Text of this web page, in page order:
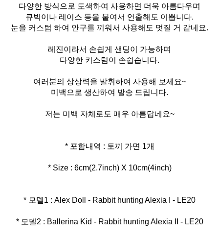
다양한 방식으로 도색하여 사용하면 더욱 아름다우며
큐빅이나 레이스 등을 붙여서 연출해도 이쁩니다.
눈을 커스텀 하여 안구를 끼워서 사용해도 멋질 거 같네요.
레진이라서 손쉽게 샌딩이 가능하며
다양한 커스텀이 손쉽습니다.
여러분의 상상력을 발휘하여 사용해 보세요~
미백으로 생산하여 발송 드립니다.
저는 미백 자체로도 매우 아름답네요~
* Size : 6cm(2.7inch) X 10cm(4inch)
* 모델2 : Ballerina Kid - Rabbit hunting Alexia II - LE20